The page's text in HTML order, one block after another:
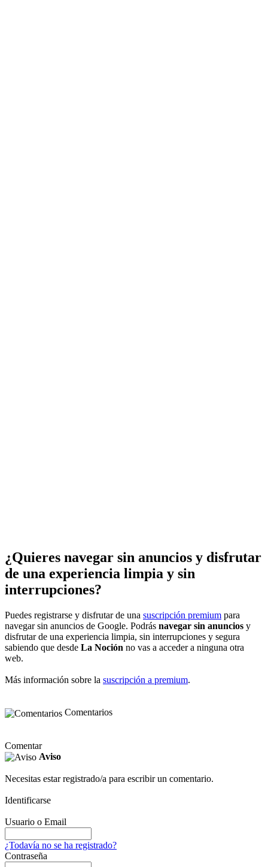
¿Quieres navegar sin anuncios y disfrutar
de una experiencia limpia y sin
interrupciones?
Puedes registrarse y disfrutar de una suscripción premium para
navegar sin anuncios de Google. Podrás navegar sin anuncios y
disfrutar de una experiencia limpia, sin interrupciones y segura
sabiendo que desde La Noción no vas a acceder a ninguna otra
web.
Más información sobre la suscripción a premium.
Comentarios
Comentar
Aviso
Necesitas estar registrado/a para escribir un comentario.
Identificarse
Usuario o Email
¿Todavía no se ha registrado?
Contraseña